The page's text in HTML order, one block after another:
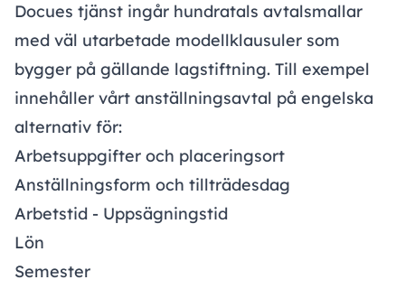
Docues tjänst ingår hundratals avtalsmallar
med väl utarbetade modellklausuler som
bygger på gällande lagstiftning. Till exempel
innehåller vårt anställningsavtal på engelska
alternativ för:
Arbetsuppgifter och placeringsort
Anställningsform och tillträdesdag
Arbetstid - Uppsägningstid
Lön
Semester